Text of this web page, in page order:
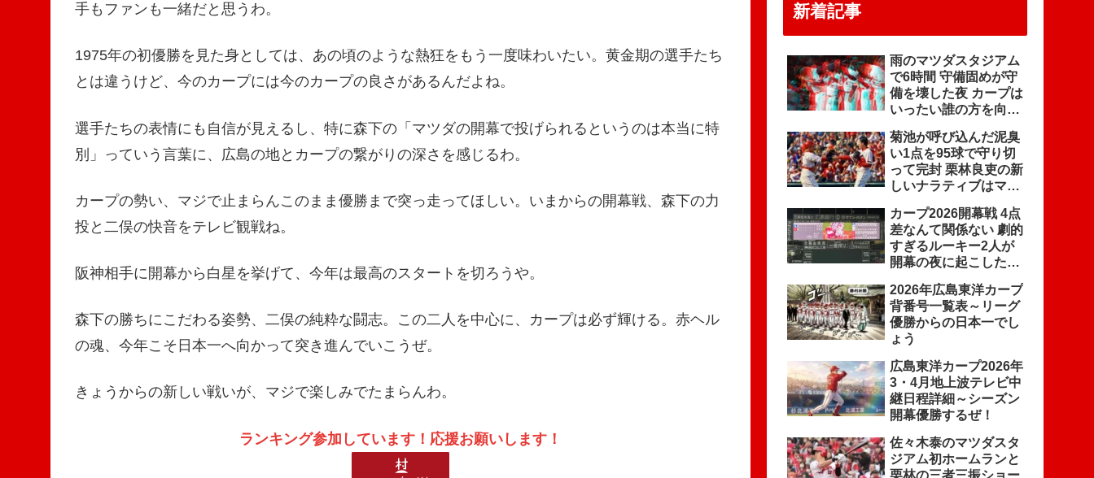
手もファンも一緒だと思うわ。
1975年の初優勝を見た身としては、あの頃のような熱狂をもう一度味わいたい。黄金期の選手たち
とは違うけど、今のカープには今のカープの良さがあるんだよね。
選手たちの表情にも自信が見えるし、特に森下の「マツダの開幕で投げられるというのは本当に特
別」っていう言葉に、広島の地とカープの繋がりの深さを感じるわ。
カープの勢い、マジで止まらんこのまま優勝まで突っ走ってほしい。いまからの開幕戦、森下の力
投と二俣の快音をテレビ観戦ね。
阪神相手に開幕から白星を挙げて、今年は最高のスタートを切ろうや。
森下の勝ちにこだわる姿勢、二俣の純粋な闘志。この二人を中心に、カープは必ず輝ける。赤ヘル
の魂、今年こそ日本一へ向かって突き進んでいこうぜ。
きょうからの新しい戦いが、マジで楽しみでたまらんわ。
ランキング参加しています！応援お願いします！
新着記事
雨のマツダスタジアム
で6時間 守備固めが守
備を壊した夜 カープは
いったい誰の方を向い
菊池が呼び込んだ泥臭
い1点を95球で守り切
って完封 栗林良吏の新
しいナラティブはマダ
カープ2026開幕戦 4点
差なんて関係ない 劇的
すぎるルーキー2人が
開幕の夜に起こした30
2026年広島東洋カープ
背番号一覧表～リーグ
優勝からの日本一でし
ょう
広島東洋カープ2026年
3・4月地上波テレビ中
継日程詳細～シーズン
開幕優勝するぜ！
佐々木泰のマツダスタ
ジアム初ホームランと
栗林の三者三振ショー